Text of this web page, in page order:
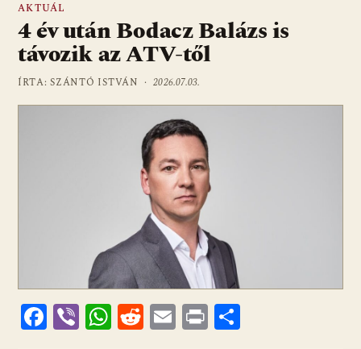
AKTUÁL
4 év után Bodacz Balázs is
távozik az ATV-től
ÍRTA: SZÁNTÓ ISTVÁN ·2026.07.03.
F Vi W R E Pr